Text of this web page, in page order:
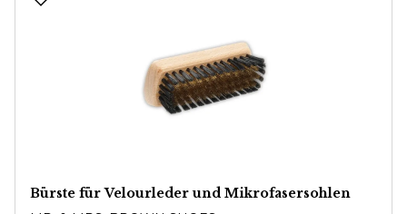
Bürste für Velourleder und Mikrofasersohlen